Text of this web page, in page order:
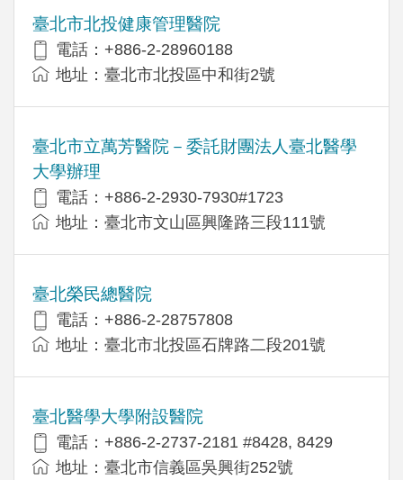
臺北市北投健康管理醫院
電話：+886-2-28960188
地址：臺北市北投區中和街2號
臺北市立萬芳醫院－委託財團法人臺北醫學
大學辦理
電話：+886-2-2930-7930#1723
地址：臺北市文山區興隆路三段111號
臺北榮民總醫院
電話：+886-2-28757808
地址：臺北市北投區石牌路二段201號
臺北醫學大學附設醫院
電話：+886-2-2737-2181 #8428, 8429
地址：臺北市信義區吳興街252號